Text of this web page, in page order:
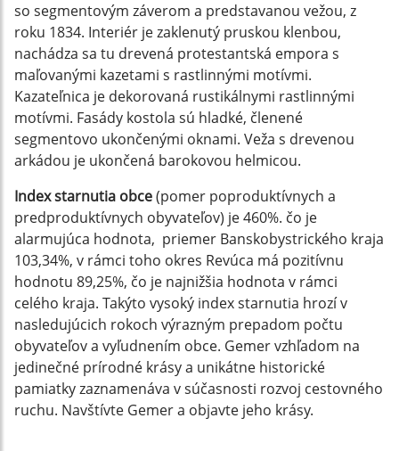
so segmentovým záverom a predstavanou vežou, z
roku 1834. Interiér je zaklenutý pruskou klenbou,
nachádza sa tu drevená protestantská empora s
maľovanými kazetami s rastlinnými motívmi.
Kazateľnica je dekorovaná rustikálnymi rastlinnými
motívmi. Fasády kostola sú hladké, členené
segmentovo ukončenými oknami. Veža s drevenou
arkádou je ukončená barokovou helmicou.
Index starnutia obce(pomer poproduktívnych a
predproduktívnych obyvateľov) je 460%. čo je
alarmujúca hodnota, priemer Banskobystrického kraja
103,34%, v rámci toho okres Revúca má pozitívnu
hodnotu 89,25%, čo je najnižšia hodnota v rámci
celého kraja. Takýto vysoký index starnutia hrozí v
nasledujúcich rokoch výrazným prepadom počtu
obyvateľov a vyľudnením obce. Gemer vzhľadom na
jedinečné prírodné krásy a unikátne historické
pamiatky zaznamenáva v súčasnosti rozvoj cestovného
ruchu. Navštívte Gemer a objavte jeho krásy.